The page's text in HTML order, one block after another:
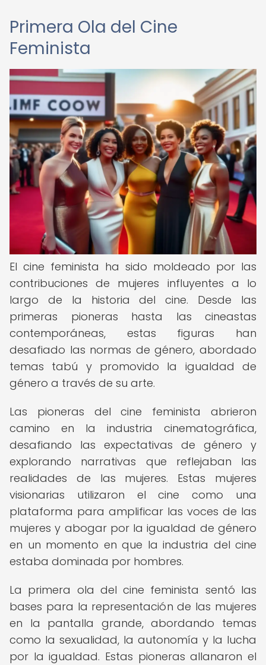
Primera Ola del Cine
Feminista
El cine feminista ha sido moldeado por las
contribuciones de mujeres influyentes a lo
largo de la historia del cine. Desde las
primeras pioneras hasta las cineastas
contemporáneas, estas figuras han
desafiado las normas de género, abordado
temas tabú y promovido la igualdad de
género a través de su arte.
Las pioneras del cine feminista abrieron
camino en la industria cinematográfica,
desafiando las expectativas de género y
explorando narrativas que reflejaban las
realidades de las mujeres. Estas mujeres
visionarias utilizaron el cine como una
plataforma para amplificar las voces de las
mujeres y abogar por la igualdad de género
en un momento en que la industria del cine
estaba dominada por hombres.
La primera ola del cine feminista sentó las
bases para la representación de las mujeres
en la pantalla grande, abordando temas
como la sexualidad, la autonomía y la lucha
por la igualdad. Estas pioneras allanaron el